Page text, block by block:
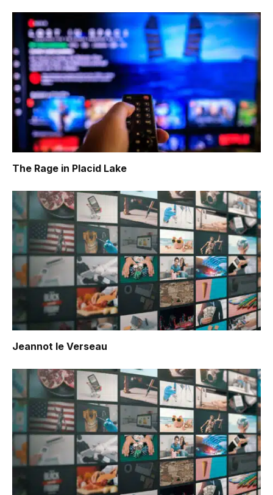
The Rage in Placid Lake
Jeannot le Verseau